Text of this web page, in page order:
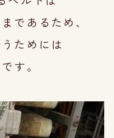
であるため、
ためには
す。